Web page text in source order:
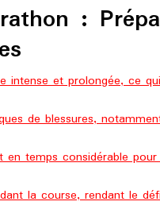
:
intense et prolongée, ce
de blessures,
temps considérable
la course, rendant le